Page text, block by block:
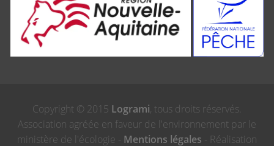
Copyright © 2015 Logrami, tous droits réservés.
Association agréée en faveur de l'environnement par le
ministère de l'écologie - Mentions légales - Réalisation